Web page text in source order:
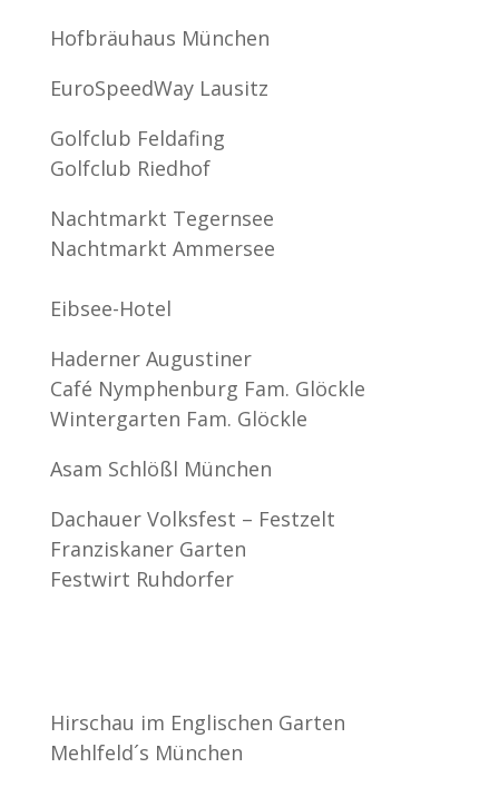
Hofbräuhaus München
EuroSpeedWay Lausitz
Golfclub Feldafing
Golfclub Riedhof
Nachtmarkt Tegernsee
Nachtmarkt Ammersee
Eibsee-Hotel
Haderner Augustiner
Café Nymphenburg Fam. Glöckle
Wintergarten Fam. Glöckle
Asam Schlößl München
Dachauer Volksfest – Festzelt
Franziskaner Garten
Festwirt Ruhdorfer
Hirschau im Englischen Garten
Mehlfeld´s München